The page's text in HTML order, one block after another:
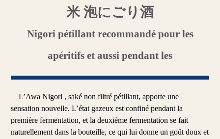
米 泡にごり酒
Nigori pétillant recommandé pour les
apéritifs et aussi pendant les
L’Awa Nigori , saké non filtré pétillant, apporte une
sensation nouvelle. L’état gazeux est confiné pendant la
première fermentation, et la deuxième fermentation se fait
naturellement dans la bouteille, ce qui lui donne un goût doux et